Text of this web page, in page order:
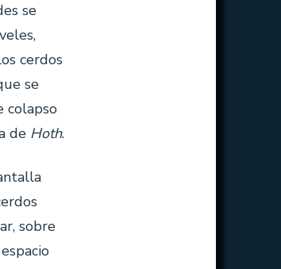
se
cerdos
se
colapso
de Hoth.
sobre